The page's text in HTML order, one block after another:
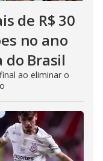
de R$ 30
no ano
do Brasil
ao eliminar o